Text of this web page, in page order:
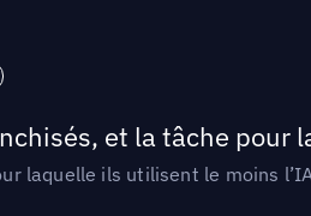
et la tâche pour
laquelle ils utilisent le moins